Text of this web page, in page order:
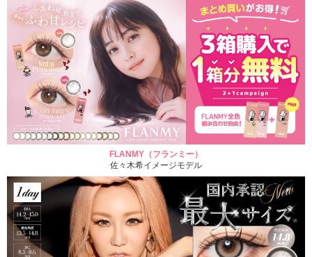
FLANMY（フランミー）
佐々木希イメージモデル